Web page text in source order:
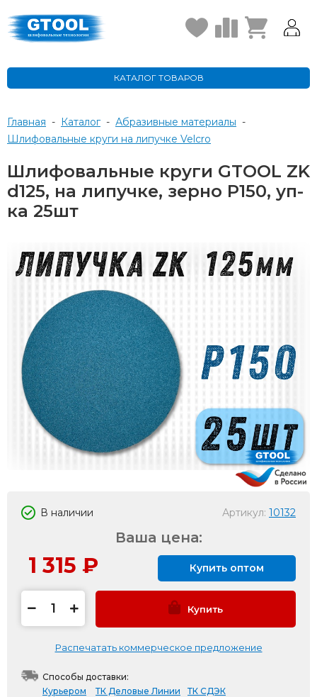
КАТАЛОГ ТОВАРОВ
Главная - Каталог - Абразивные материалы -
Шлифовальные круги на липучке Velcro
Шлифовальные круги GTOOL ZK
d125, на липучке, зерно P150, уп-
ка 25шт
В наличии Артикул: 10132
Ваша цена:
1 315 ₽ Купить оптом
Купить
Распечатать коммерческое предложение
Способы доставки:
Курьером
ТК Деловые Линии
ТК СДЭК